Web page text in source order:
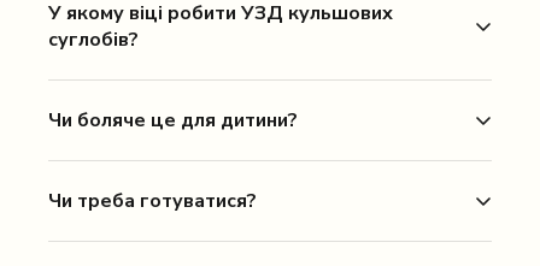
У якому віці робити УЗД кульшових
суглобів?
Чи боляче це для дитини?
Чи треба готуватися?